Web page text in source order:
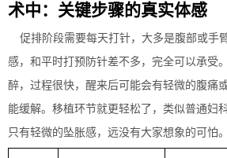
术中：关键步骤的真实体感
促排阶段需要每天打针，大多是腹部或手
感，和平时打预防针差不多，完全可以承受
醉，过程很快，醒来后可能会有轻微的腹痛
能缓解。移植环节就更轻松了，类似普通妇
只有轻微的坠胀感，远没有大家想象的可怕。